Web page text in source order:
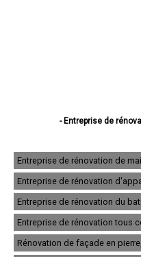
- Entreprise de
- Entreprise de rénovation
- Entreprise de
- Entreprise de
- Entreprise de
- Entreprise de
- Entreprise de
- Entreprise de rénovation
- Entreprise de
Entreprise de rénovation de
Entreprise de rénovation
Entreprise de rénovation du
Entreprise de rénovation tous
Rénovation de façade en